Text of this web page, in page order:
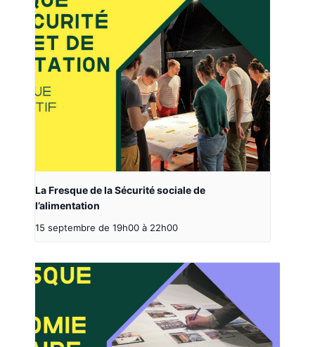
La Fresque de la Sécurité sociale de
l’alimentation
15 septembre de 19h00 à 22h00